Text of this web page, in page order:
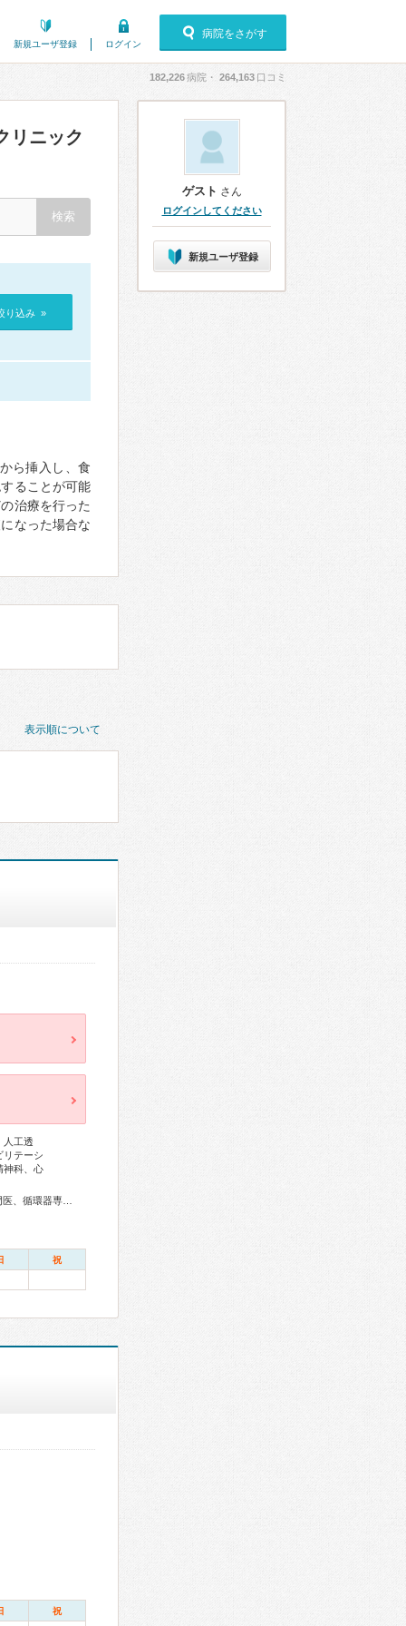
新規ユーザ登録 ログイン
病院をさがす
182,226病院・ 264,163 口コミ
リニック
り込み »
ら挿入し、食
ることが可能
治療を行った
なった場合な
表示順について
人工透
リテーシ
神科、心
祝
祝
ゲスト さん
ログインしてください
新規ユーザ登録